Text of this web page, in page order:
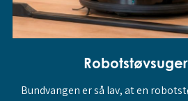
Bundvangen er så lav, at en